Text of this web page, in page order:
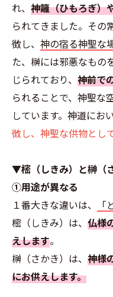
れ、 神籬（ひもろぎ）
られてきました。その
徴し、 神の宿る神聖な
た、榊には邪悪なもの
じられており、 神前で
られることで、神聖な
しています。神道にお
徴し、神聖な供物とし
▼樒（しきみ）と榊（
①用途が異なる
１番大きな違いは、
樒（しきみ）は、 仏様
えします。
榊（さかき）は、 神様
にお供えします。